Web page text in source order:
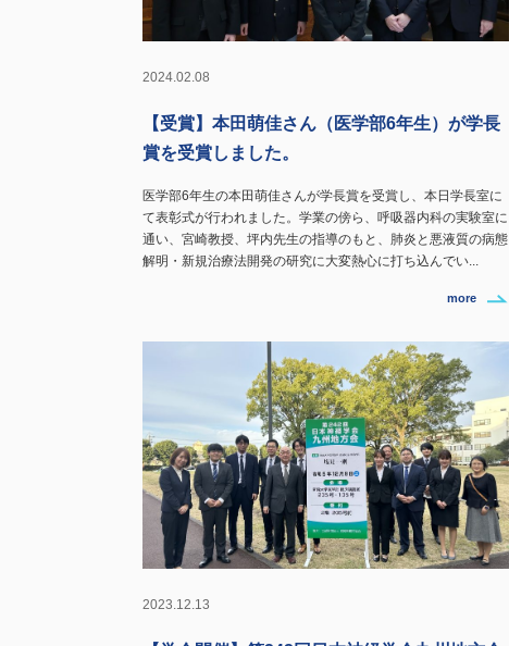
2024.02.08
【受賞】本田萌佳さん（医学部6年生）が学長
賞を受賞しました。
医学部6年生の本田萌佳さんが学長賞を受賞し、本日学長室に
て表彰式が行われました。学業の傍ら、呼吸器内科の実験室に
通い、宮崎教授、坪内先生の指導のもと、肺炎と悪液質の病態
解明・新規治療法開発の研究に大変熱心に打ち込んでい...
more
2023.12.13